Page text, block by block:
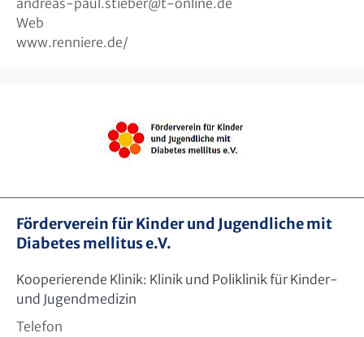
andreas-paul.stieber@t-online.de
Web
www.renniere.de/
Förderverein für Kinder und Jugendliche mit
Diabetes mellitus e.V.
Kooperierende Klinik: Klinik und Poliklinik für Kinder-
und Jugendmedizin
Telefon